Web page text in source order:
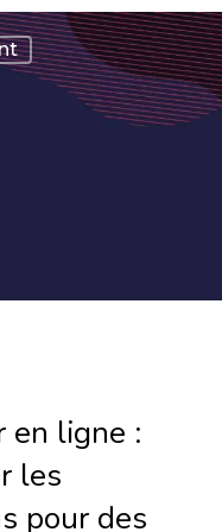
en ligne :
les
pour des